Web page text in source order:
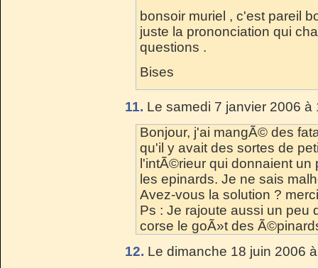
bonsoir muriel , c'est pareil
juste la prononciation qui
questions .
Bises
11. Le samedi 7 janvier 2006
Bonjour, j'ai mangÃ© des
qu'il y avait des sortes de
l'intÃ©rieur qui donnaient
les epinards. Je ne sais
Avez-vous la solution ?
Ps : Je rajoute aussi un peu
corse le goÃ»t des
12. Le dimanche 18 juin 2006